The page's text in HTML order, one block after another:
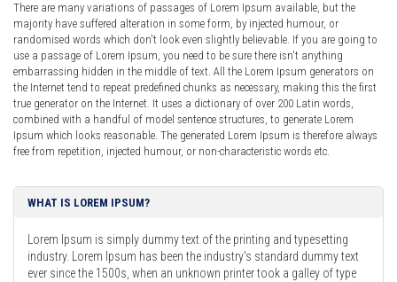
There are many variations of passages of Lorem Ipsum available, but the
majority have suffered alteration in some form, by injected humour, or
randomised words which don't look even slightly believable. If you are going to
use a passage of Lorem Ipsum, you need to be sure there isn't anything
embarrassing hidden in the middle of text. All the Lorem Ipsum generators on
the Internet tend to repeat predefined chunks as necessary, making this the first
true generator on the Internet. It uses a dictionary of over 200 Latin words,
combined with a handful of model sentence structures, to generate Lorem
Ipsum which looks reasonable. The generated Lorem Ipsum is therefore always
free from repetition, injected humour, or non-characteristic words etc.
WHAT IS LOREM IPSUM?
Lorem Ipsum is simply dummy text of the printing and typesetting
industry. Lorem Ipsum has been the industry's standard dummy text
ever since the 1500s, when an unknown printer took a galley of type